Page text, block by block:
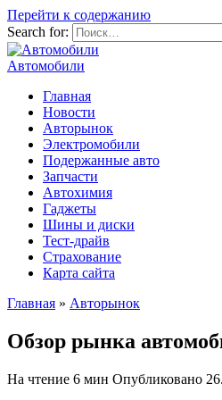
Перейти к содержанию
Search for:
Автомобили
Главная
Новости
Авторынок
Электромобили
Подержанные авто
Запчасти
Автохимия
Гаджеты
Шины и диски
Тест-драйв
Страхование
Карта сайта
Главная » Авторынок
Обзор рынка
На чтение 6 мин Опубликовано